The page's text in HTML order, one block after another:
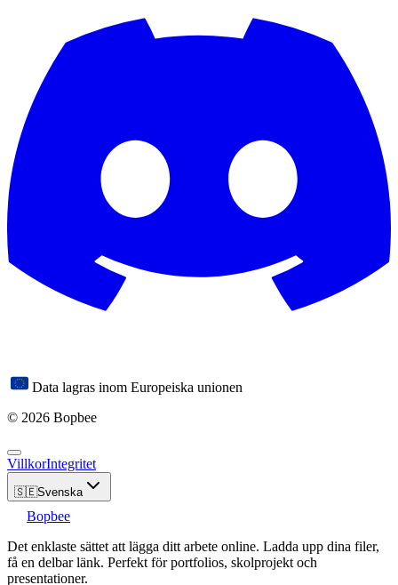
Data lagras inom Europeiska unionen
© 2026 Bopbee
VillkorIntegritet
🇸🇪Svenska
Bopbee
Det enklaste sättet att lägga ditt arbete online. Ladda upp dina filer,
få en delbar länk. Perfekt för portfolios, skolprojekt och
presentationer.